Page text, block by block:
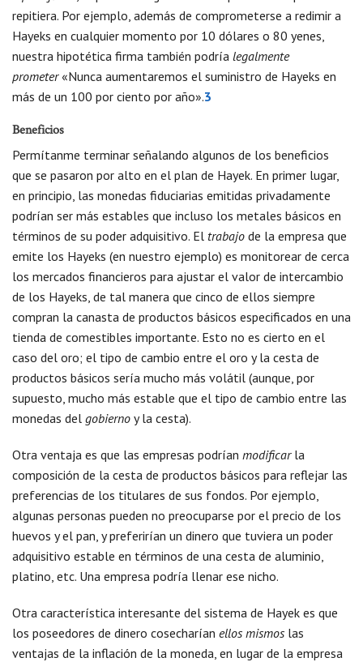
repitiera. Por ejemplo, además de comprometerse a redimir a
Hayeks en cualquier momento por 10 dólares o 80 yenes,
nuestra hipotética firma también podría legalmente
prometer«Nunca aumentaremos el suministro de Hayeks en
más de un 100 por ciento por año».3
Beneficios
Permítanme terminar señalando algunos de los beneficios
que se pasaron por alto en el plan de Hayek. En primer lugar,
en principio, las monedas fiduciarias emitidas privadamente
podrían ser más estables que incluso los metales básicos en
términos de su poder adquisitivo. El trabajo de la empresa que
emite los Hayeks (en nuestro ejemplo) es monitorear de cerca
los mercados financieros para ajustar el valor de intercambio
de los Hayeks, de tal manera que cinco de ellos siempre
compran la canasta de productos básicos especificados en una
tienda de comestibles importante. Esto no es cierto en el
caso del oro; el tipo de cambio entre el oro y la cesta de
productos básicos sería mucho más volátil (aunque, por
supuesto, mucho más estable que el tipo de cambio entre las
monedas del gobierno y la cesta).
Otra ventaja es que las empresas podrían modificarla
composición de la cesta de productos básicos para reflejar las
preferencias de los titulares de sus fondos. Por ejemplo,
algunas personas pueden no preocuparse por el precio de los
huevos y el pan, y preferirían un dinero que tuviera un poder
adquisitivo estable en términos de una cesta de aluminio,
platino, etc. Una empresa podría llenar ese nicho.
Otra característica interesante del sistema de Hayek es que
los poseedores de dinero cosecharían ellos mismos las
ventajas de la inflación de la moneda, en lugar de la empresa